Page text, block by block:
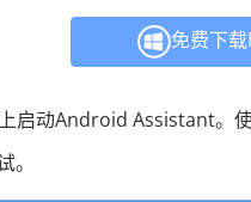
免费下载
启动Android Assistant。
。